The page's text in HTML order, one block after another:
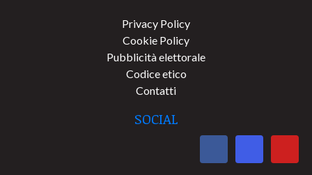
Privacy Policy
Cookie Policy
Pubblicità elettorale
Codice etico
Contatti
SOCIAL